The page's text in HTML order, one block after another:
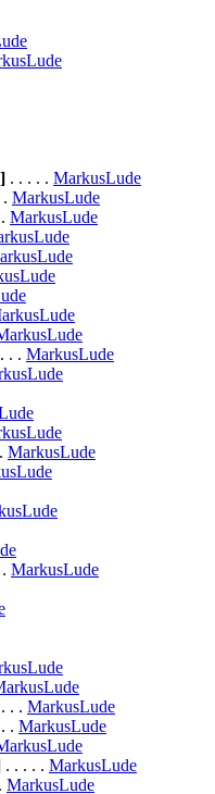
. . . . . MarkusLude
MarkusLude
MarkusLude
. . MarkusLude
MarkusLude
MarkusLude
. . MarkusLude
. MarkusLude
. . . . . MarkusLude
MarkusLude